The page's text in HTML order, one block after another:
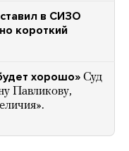
в СИЗО
короткий
хорошо» Суд
Павликову,